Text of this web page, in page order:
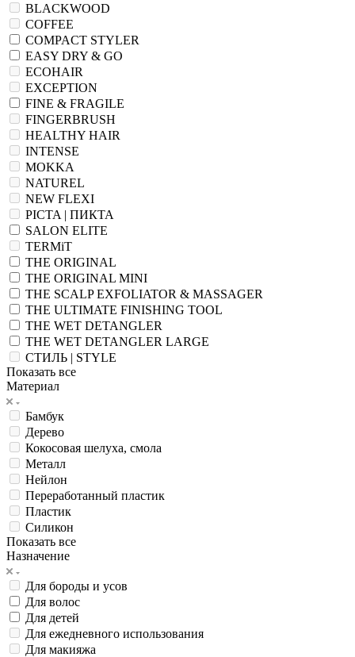
BLACKWOOD
COFFEE
COMPACT STYLER
EASY DRY & GO
ECOHAIR
EXCEPTION
FINE & FRAGILE
FINGERBRUSH
HEALTHY HAIR
INTENSE
MOKKA
NATUREL
NEW FLEXI
PICTA | ПИКТА
SALON ELITE
TERMiT
THE ORIGINAL
THE ORIGINAL MINI
THE SCALP EXFOLIATOR & MASSAGER
THE ULTIMATE FINISHING TOOL
THE WET DETANGLER
THE WET DETANGLER LARGE
СТИЛЬ | STYLE
Показать все
Материал
Бамбук
Дерево
Кокосовая шелуха, смола
Металл
Нейлон
Переработанный пластик
Пластик
Силикон
Показать все
Назначение
Для бороды и усов
Для волос
Для детей
Для ежедневного использования
Для макияжа